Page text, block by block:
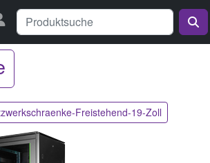
Freistehend-19-Zoll